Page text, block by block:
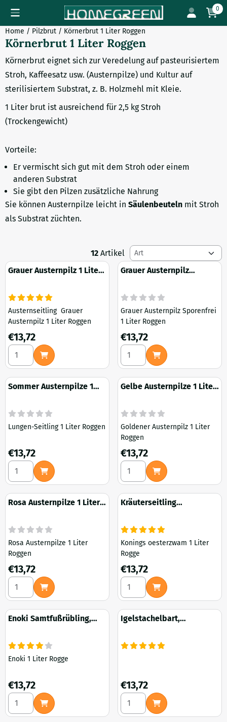
Cookie-Einstellungen verfügbar. Einstellungen wählen oder0
Home / Pilzbrut / Körnerbrut 1 Liter Roggen
Körnerbrut 1 Liter Roggen
Körnerbrut eignet sich zur Veredelung auf pasteurisiertem
Stroh, Kaffeesatz usw. (Austernpilze) und Kultur auf
sterilisiertem Substrat, z. B. Holzmehl mit Kleie.
1 Liter brut ist ausreichend für 2,5 kg Stroh
(Trockengewicht)
Vorteile:
Er vermischt sich gut mit dem Stroh oder einem
anderen Substrat
Sie gibt den Pilzen zusätzliche Nahrung
Sie können Austernpilze leicht in Säulenbeuteln mit Stroh
als Substrat züchten.
12 Artikel Sortiermethode
Grauer Austernpilz 1 Liter
Austernseitling Grauer
Austernpilz 1 Liter Roggen
Preis: 13,72
€13,72
Anzahl wählen für Grauer Austernpilz 1 Liter Roggen
Grauer Austernpilz
Grauer Austernpilz Sporenfrei
1 Liter Roggen
Preis: 13,72
€13,72
Anzahl wählen für Grauer
Sommer Austernpilze 1
Lungen-Seitling 1 Liter Roggen
Preis: 13,72
€13,72
Anzahl wählen für Sommer Austernpilze 1 Liter Roggen
Gelbe Austernpilze 1 Liter
Goldener Austernpilz 1 Liter
Roggen
Preis: 13,72
€13,72
Anzahl wählen für Gelbe
Rosa Austernpilze 1 Liter
Rosa Austernpilze 1 Liter
Roggen
Preis: 13,72
€13,72
Anzahl wählen für Rosa Austernpilze 1 Liter Roggen
Kräuterseitling
Konings oesterzwam 1 Liter
Rogge
Preis: 13,72
€13,72
Anzahl wählen für
Enoki Samtfußrübling,
Enoki 1 Liter Rogge
Preis: 13,72
€13,72
Anzahl wählen für Enoki Samtfußrübling, Winterpilz 1 Liter
Igelstachelbart,
Preis: 13,72
€13,72
Anzahl wählen für